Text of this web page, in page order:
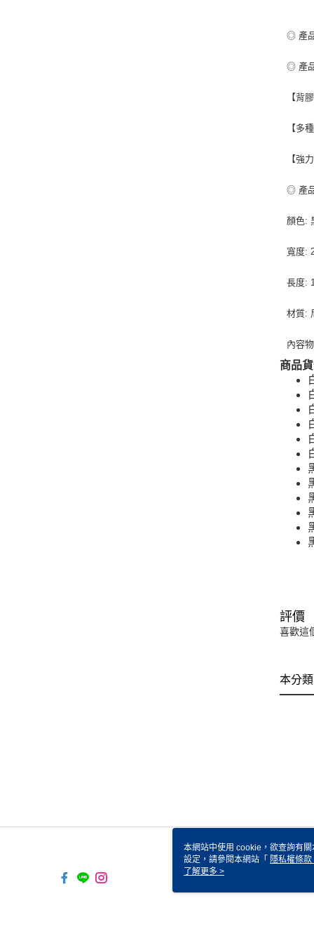
◎ 產
◎ 產
【背
【多
【強
◎ 產
顏色:
寬度:
長度:
材質:
內容
商品
評價
喜歡這
本分
本網站中使用 cookie，欲查詢有
設定，請參閱本網站「 隱私權條款
使用 cookie。
了解更多 >